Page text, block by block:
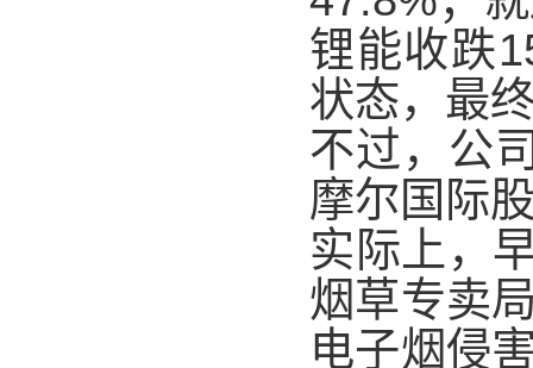
锂能收跌
状态，最
不过，公
摩尔国际
实际上，
烟草专卖
电子烟侵